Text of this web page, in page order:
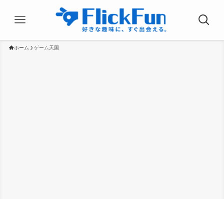
ホーム ゲーム天国